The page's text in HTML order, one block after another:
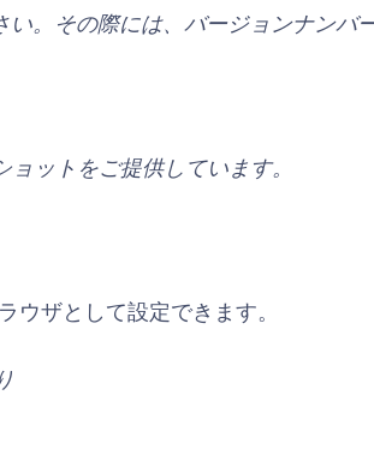
い。その際には、バージョンナンバ
ットをご提供しています。
ザとして設定できます。